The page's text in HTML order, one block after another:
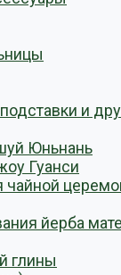
и
Юньнань
Гуанси
йерба мате
глины